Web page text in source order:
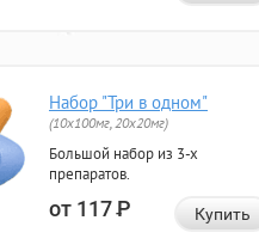
Набор "Три в одном"
(10x100мг, 20x20мг)
Большой набор из 3-х
препаратов.
от 117Р Купить